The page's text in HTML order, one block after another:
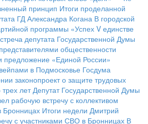
принцип Итоги проделанной
ГД Александра Когана В городской
программы «Успех V единстве
депутата Государственной Думы
общественности
предложение «Единой России»
в Подмосковье Госдума
законопроект о защите трудовых
лет Депутат Государственной Думы
рабочую встречу с коллективом
Бронницах Итоги недели Дмитрий
с участниками СВО в Бронницах В